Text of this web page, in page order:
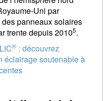
Uni par
panneaux solaires
trente depuis 20105.
® : découvrez
éclairage soutenable à